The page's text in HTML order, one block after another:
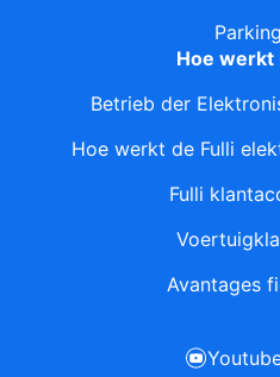
Parking
Hoe werkt
Betrieb der
Hoe werkt de Fulli
Fulli
Avantages